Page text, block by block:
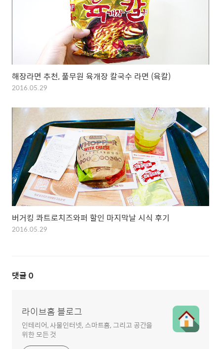
해장라면 추천, 풀무원 육개장 칼국수 라면 (육칼)
2016.05.29
버거킹 콰트로치즈와퍼 할인 마지막날 시식 후기
2016.05.29
댓글 0
라이브홈 블로그
인테리어, 사물인터넷, 스마트홈, 그리고 공간을
위한 모든 것